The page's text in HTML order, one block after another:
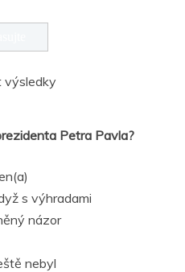
výsledky
Petra Pavla?
s výhradami
názor
nebyl